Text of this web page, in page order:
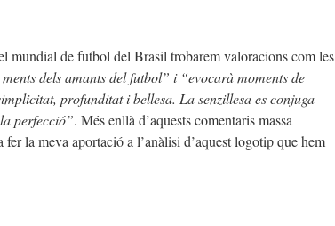
mundial de futbol del Brasil trobarem valoracions com les
dels amants del futbol” i “evocarà moments de
profunditat i bellesa. La senzillesa es conjuga
perfecció”. Més enllà d’aquests comentaris massa
la meva aportació a l’anàlisi d’aquest logotip que hem